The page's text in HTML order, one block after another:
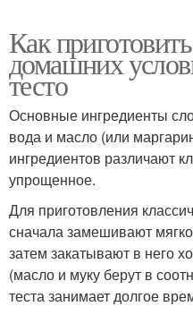
Как
домашних
тесто
Основные ингредиенты
вода и масло (или
ингредиентов различают
упрощенное.
Для приготовления
сначала замешивают
затем закатывают в него
(масло и муку берут в
теста занимает долгое